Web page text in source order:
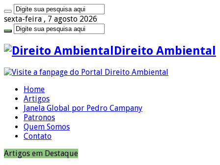
sexta-feira , 7 agosto 2026
Direito Ambiental
Home
Artigos
Janela Global por Pedro Campany
Patronos
Quem Somos
Contato
Artigos em Destaque